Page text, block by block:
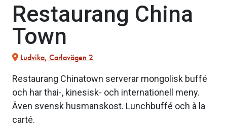
Restaurang China
Town
Ludvika, Carlavägen 2
Restaurang Chinatown serverar mongolisk buffé
och har thai-, kinesisk- och internationell meny.
Även svensk husmanskost. Lunchbuffé och à la
carté.